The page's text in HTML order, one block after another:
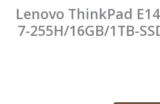
Lenovo
7-255H/16GB/